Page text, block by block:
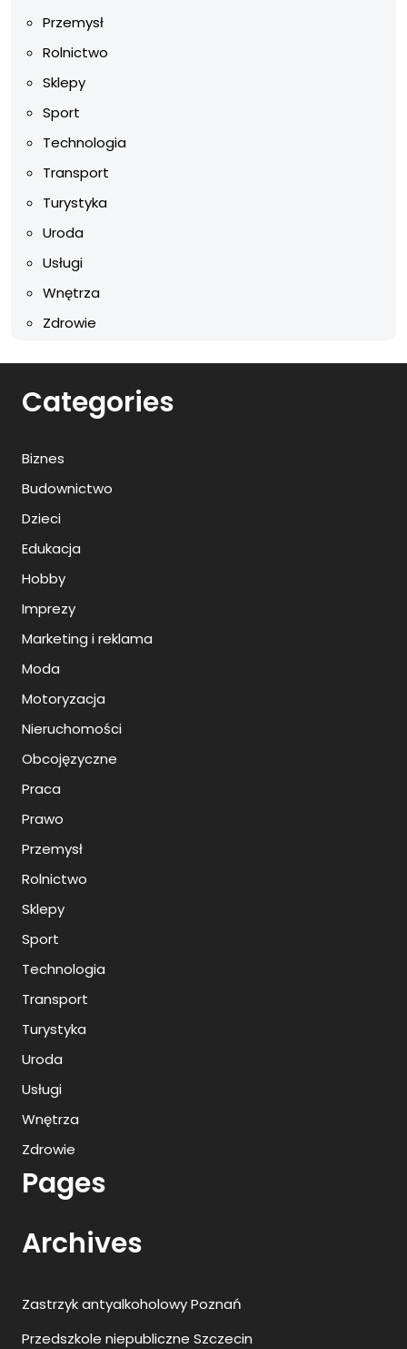
Przemysł
Rolnictwo
Sklepy
Sport
Technologia
Transport
Turystyka
Uroda
Usługi
Wnętrza
Zdrowie
Categories
Biznes
Budownictwo
Dzieci
Edukacja
Hobby
Imprezy
Marketing i reklama
Moda
Motoryzacja
Nieruchomości
Obcojęzyczne
Praca
Prawo
Przemysł
Rolnictwo
Sklepy
Sport
Technologia
Transport
Turystyka
Uroda
Usługi
Wnętrza
Zdrowie
Pages
Archives
Zastrzyk antyalkoholowy Poznań
Przedszkole niepubliczne Szczecin